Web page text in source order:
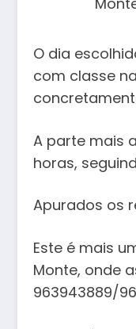
O dia
com classe
A parte mais
horas,
Apurados os
Este é mais
Monte, onde
963943889/